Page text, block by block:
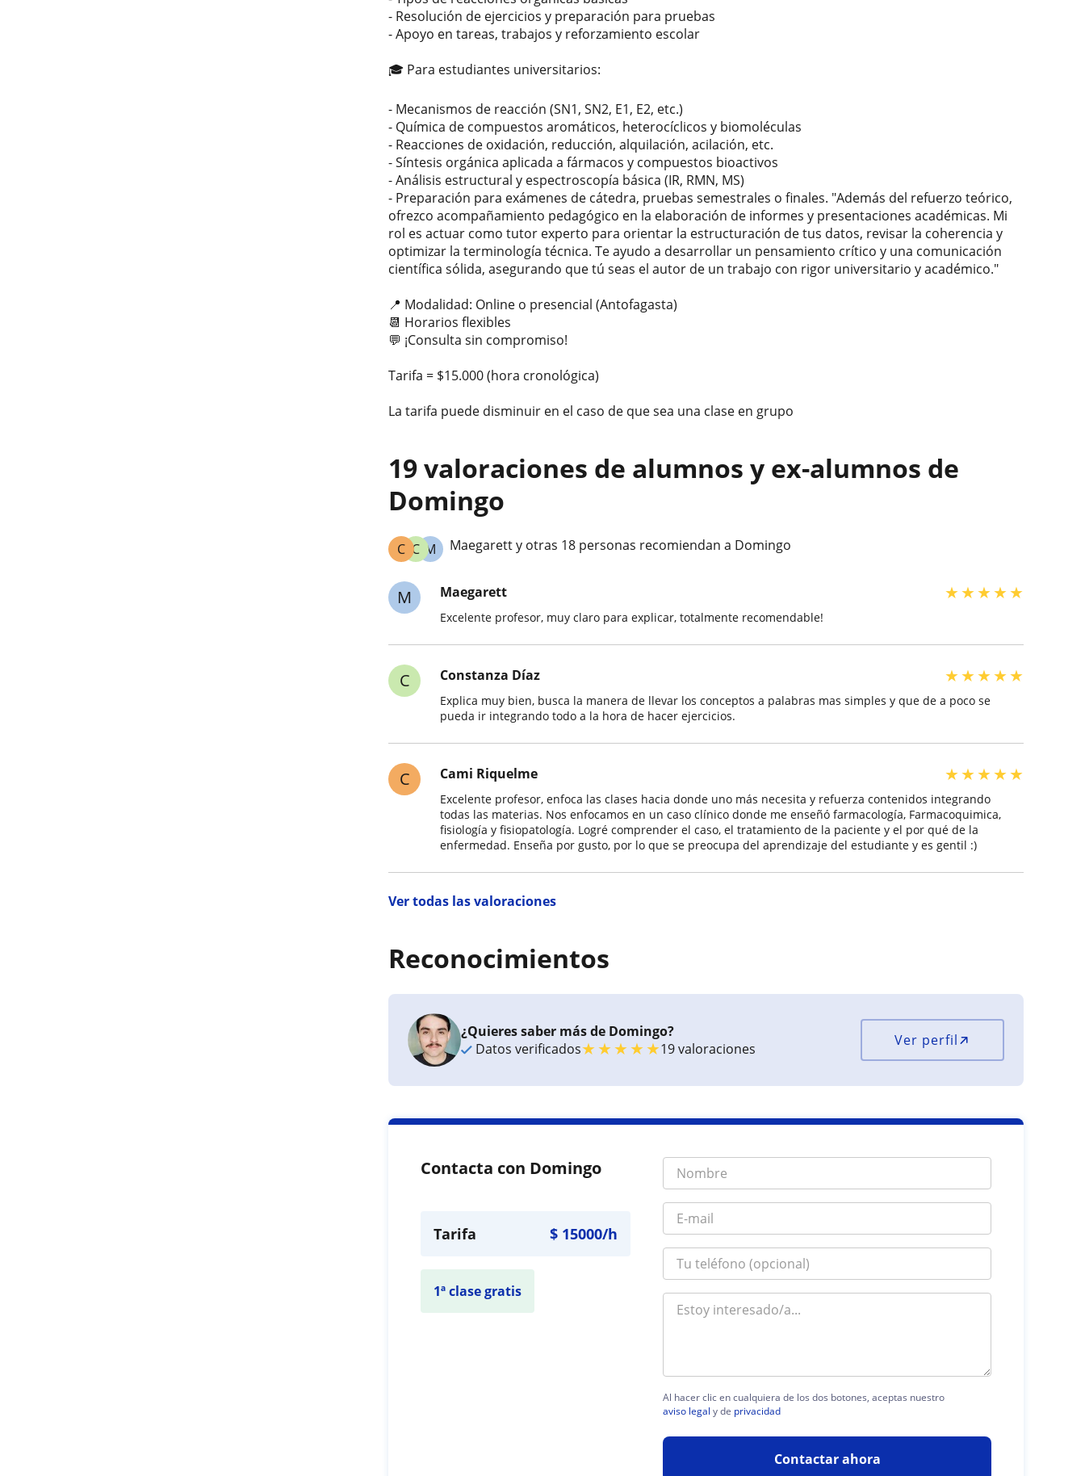
- Resolución de ejercicios y preparación para pruebas
- Apoyo en tareas, trabajos y reforzamiento escolar
🎓 Para estudiantes universitarios:
- Mecanismos de reacción (SN1, SN2, E1, E2, etc.)
- Química de compuestos aromáticos, heterocíclicos y biomoléculas
- Reacciones de oxidación, reducción, alquilación, acilación, etc.
- Síntesis orgánica aplicada a fármacos y compuestos bioactivos
- Análisis estructural y espectroscopía básica (IR, RMN, MS)
- Preparación para exámenes de cátedra, pruebas semestrales o finales. "Además del refuerzo teórico,
ofrezco acompañamiento pedagógico en la elaboración de informes y presentaciones académicas. Mi
rol es actuar como tutor experto para orientar la estructuración de tus datos, revisar la coherencia y
optimizar la terminología técnica. Te ayudo a desarrollar un pensamiento crítico y una comunicación
científica sólida, asegurando que tú seas el autor de un trabajo con rigor universitario y académico."
📍 Modalidad: Online o presencial (Antofagasta)
📆 Horarios flexibles
💬 ¡Consulta sin compromiso!
Tarifa = $15.000 (hora cronológica)
La tarifa puede disminuir en el caso de que sea una clase en grupo
19 valoraciones de alumnos y ex-alumnos de
Domingo
M
C
C Maegarett y otras 18 personas recomiendan a Domingo
M Maegarett ★★★★★
Excelente profesor, muy claro para explicar, totalmente recomendable!
C Constanza Díaz ★★★★★
Explica muy bien, busca la manera de llevar los conceptos a palabras mas simples y que de a poco se
pueda ir integrando todo a la hora de hacer ejercicios.
C Cami Riquelme ★★★★★
Excelente profesor, enfoca las clases hacia donde uno más necesita y refuerza contenidos integrando
todas las materias. Nos enfocamos en un caso clínico donde me enseñó farmacología, Farmacoquimica,
fisiología y fisiopatología. Logré comprender el caso, el tratamiento de la paciente y el por qué de la
enfermedad. Enseña por gusto, por lo que se preocupa del aprendizaje del estudiante y es gentil :)
Ver todas las valoraciones
Reconocimientos
¿Quieres saber más de Domingo?
Datos verificados★★★★★19 valoraciones Ver perfil
Contacta con Domingo
Tarifa $ 15000/h
1ª clase gratis
Al hacer clic en cualquiera de los dos botones, aceptas nuestro
aviso legal y de privacidad
Contactar ahora